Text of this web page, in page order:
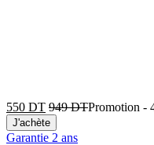
550 DT 949DTPromotion -
J'achète
Garantie 2 ans